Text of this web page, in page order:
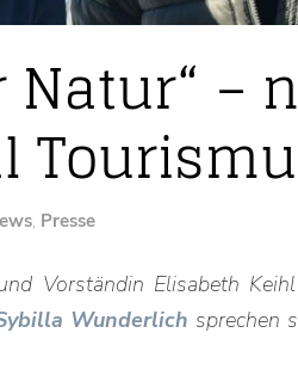
–
, Presse
Vorständin Elisabeth
Wunderlich sprechen